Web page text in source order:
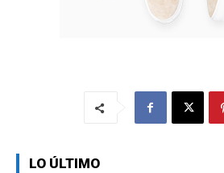
LO ÚLTIMO